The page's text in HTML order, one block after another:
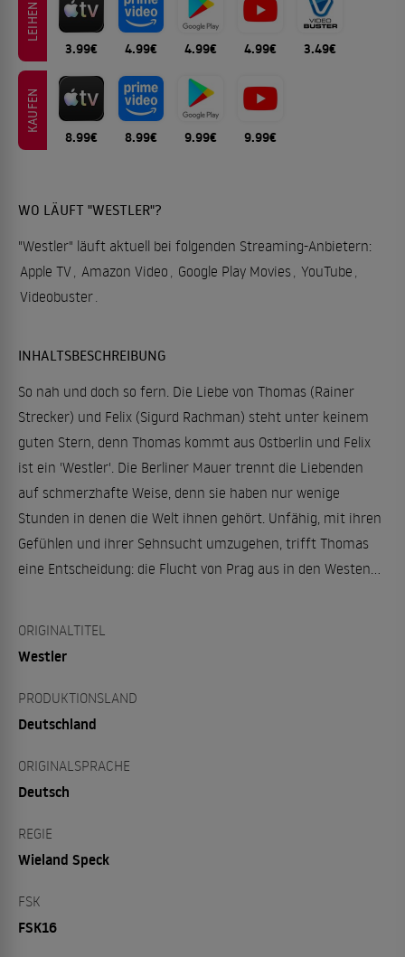
LEIHEN
3.99€ 4.99€ 4.99€ 4.99€ 3.49€
KAUFEN
8.99€ 8.99€ 9.99€ 9.99€
WO LÄUFT "WESTLER"?
"Westler" läuft aktuell bei folgenden Streaming-Anbietern:
Apple TV, Amazon Video , Google Play Movies, YouTube ,
Videobuster.
INHALTSBESCHREIBUNG
So nah und doch so fern. Die Liebe von Thomas (Rainer
Strecker) und Felix (Sigurd Rachman) steht unter keinem
guten Stern, denn Thomas kommt aus Ostberlin und Felix
ist ein 'Westler'. Die Berliner Mauer trennt die Liebenden
auf schmerzhafte Weise, denn sie haben nur wenige
Stunden in denen die Welt ihnen gehört. Unfähig, mit ihren
Gefühlen und ihrer Sehnsucht umzugehen, trifft Thomas
eine Entscheidung: die Flucht von Prag aus in den Westen...
ORIGINALTITEL
Westler
PRODUKTIONSLAND
Deutschland
ORIGINALSPRACHE
Deutsch
REGIE
Wieland Speck
FSK
FSK16